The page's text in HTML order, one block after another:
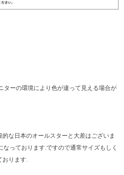
ターの環境により色が違って見える場合が
な日本のオールスターと大差はございま
っております.ですので通常サイズもしく
おります.